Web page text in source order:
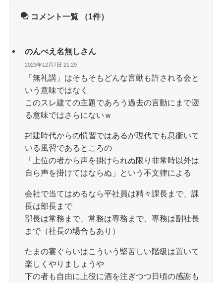
コメント一覧 （1件）
のんべえ名無しさん
2023年12月7日 21:29
「無礼講」はそもそもどんな言動も許される会と
いう意味ではなく
このスレ建ての主題であろう過去の言動にまで遡
る意味ではさらにないｗ
封建時代からの慣習ではあるが現代でも息衝いて
いる風習であるところの
「上位の者から声を掛けられぬ限り非常時以外は
自ら声を掛けてはならぬ」という不文律による
会社で当てはめるなら平社員は精々課長まで、課
長は部長まで
部長は常務まで、常務は専務まで、専務は副社長
まで（社長の場合もあり）
たまの宴ぐらいはこういう堅苦しい階級は置いて
楽しくやりましょうや
下の者も自由に上役に酒を注ぎつつ日頃の感謝も